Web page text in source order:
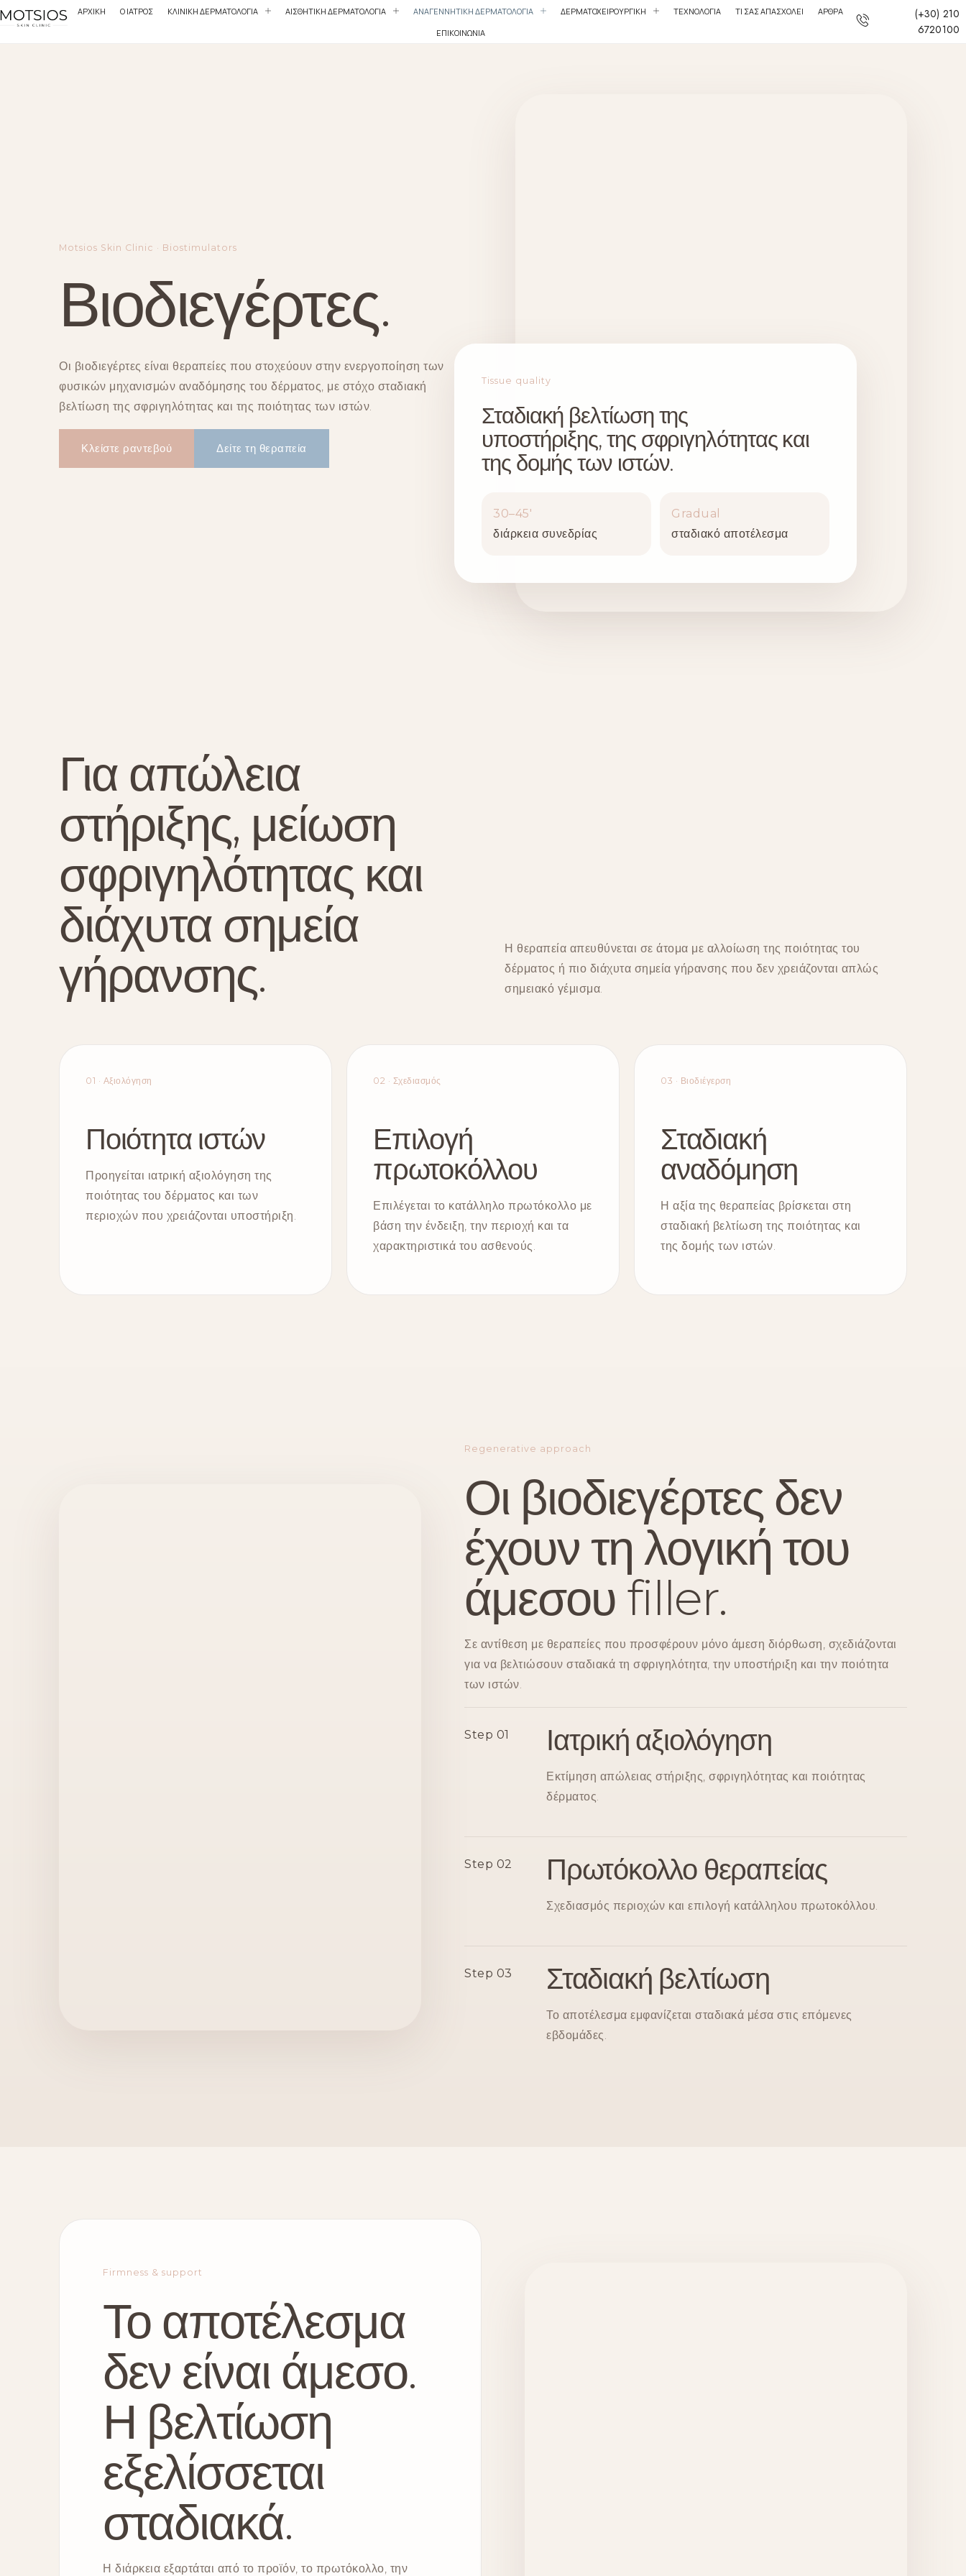
ΑΡΧΙΚΗ Ο ΙΑΤΡΟΣ ΚΛΙΝΙΚΗ ΔΕΡΜΑΤΟΛΟΓΙΑ ΑΙΣΘΗΤΙΚΗ ΔΕΡΜΑΤΟΛΟΓΙΑ ΑΝΑΓΕΝΝΗΤΙΚΗ ΔΕΡΜΑΤΟΛΟΓΙΑ ΔΕΡΜΑΤΟΧΕΙΡΟΥΡΓΙΚΗ ΤΕΧΝΟΛΟΓΙΑ ΤΙ ΣΑΣ ΑΠΑΣΧΟΛΕΙ
ΑΡΘΡΑ
ΕΠΙΚΟΙΝΩΝΙΑ
(+30) 210
6720100
Motsios Skin Clinic · Biostimulators
Βιοδιεγέρτες.
Οι βιοδιεγέρτες είναι θεραπείες που στοχεύουν στην ενεργοποίηση των
φυσικών μηχανισμών αναδόμησης του δέρματος, με στόχο σταδιακή
βελτίωση της σφριγηλότητας και της ποιότητας των ιστών.
Κλείστε ραντεβού Δείτε τη θεραπεία
Tissue quality
Σταδιακή βελτίωση της
υποστήριξης, της σφριγηλότητας και
της δομής των ιστών.
30–45′
διάρκεια συνεδρίας
Gradual
σταδιακό αποτέλεσμα
Για απώλεια
στήριξης, μείωση
σφριγηλότητας και
διάχυτα σημεία
γήρανσης.
Η θεραπεία απευθύνεται σε άτομα με αλλοίωση της ποιότητας του
δέρματος ή πιο διάχυτα σημεία γήρανσης που δεν χρειάζονται απλώς
σημειακό γέμισμα.
01 · Αξιολόγηση
Ποιότητα ιστών
Προηγείται ιατρική αξιολόγηση της
ποιότητας του δέρματος και των
περιοχών που χρειάζονται υποστήριξη.
02 · Σχεδιασμός
Επιλογή
πρωτοκόλλου
Επιλέγεται το κατάλληλο πρωτόκολλο με
βάση την ένδειξη, την περιοχή και τα
χαρακτηριστικά του ασθενούς.
03 · Βιοδιέγερση
Σταδιακή
αναδόμηση
Η αξία της θεραπείας βρίσκεται στη
σταδιακή βελτίωση της ποιότητας και
της δομής των ιστών.
Regenerative approach
Οι βιοδιεγέρτες δεν
έχουν τη λογική του
άμεσου filler.
Σε αντίθεση με θεραπείες που προσφέρουν μόνο άμεση διόρθωση, σχεδιάζονται
για να βελτιώσουν σταδιακά τη σφριγηλότητα, την υποστήριξη και την ποιότητα
των ιστών.
Step 01 Ιατρική αξιολόγηση
Εκτίμηση απώλειας στήριξης, σφριγηλότητας και ποιότητας
δέρματος.
Step 02 Πρωτόκολλο θεραπείας
Σχεδιασμός περιοχών και επιλογή κατάλληλου πρωτοκόλλου.
Step 03 Σταδιακή βελτίωση
Το αποτέλεσμα εμφανίζεται σταδιακά μέσα στις επόμενες
εβδομάδες.
Firmness & support
Το αποτέλεσμα
δεν είναι άμεσο.
Η βελτίωση
εξελίσσεται
σταδιακά.
Η διάρκεια εξαρτάται από το προϊόν, το πρωτόκολλο, την